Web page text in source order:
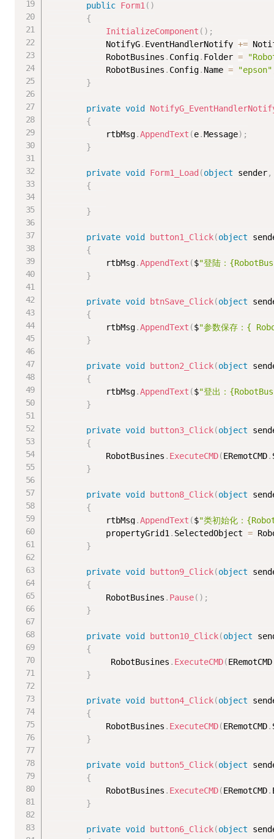
public Form1 ( )
{
InitializeComponent ( ) ;
            NotifyG
. EventHandlerNotify +=
            RobotBusines
. Config. Folder =
            RobotBusines
. Config. Name = "epson"
}
private void
{
            rtbMsg
.AppendText (e.Message) ;
}
private void Form1_Load (object sender,
{
}
private void button1_Click(object
{
            rtbMsg
.AppendText ($"登陆：
}
private void btnSave_Click(object
{
            rtbMsg
.AppendText ($"参数保存：{
}
private void button2_Click(object
{
            rtbMsg
.AppendText ($"登出：
}
private void button3_Click(object
{
            RobotBusines
. ExecuteCMD(ERemotCMD.
}
private void button8_Click(object
{
            rtbMsg
.AppendText ($"类初始化：
            propertyGrid1
. SelectedObject =
}
private void button9_Click(object
{
            RobotBusines
. Pause( ) ;
}
private void button10_Click(object
{
             RobotBusines
. ExecuteCMD(ERemotCMD
}
private void button4_Click(object
{
            RobotBusines
. ExecuteCMD(ERemotCMD.
}
private void button5_Click(object
{
            RobotBusines
. ExecuteCMD(ERemotCMD.
}
private void button6_Click(object